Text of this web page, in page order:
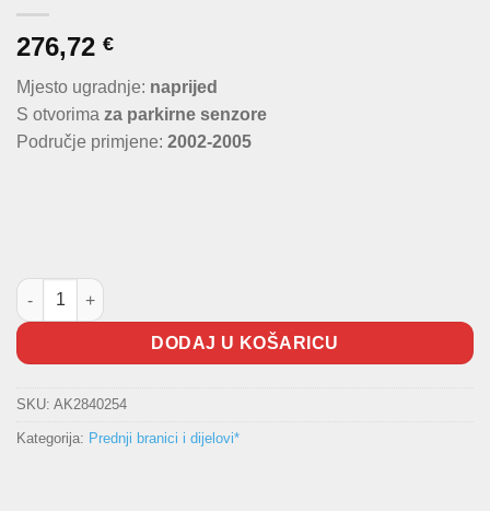
276,72 €
Mjesto ugradnje: naprijed
S otvorima za parkirne senzore
Područje primjene: 2002-2005
Prednji branik W163 količina
DODAJ U KOŠARICU
SKU: AK2840254
Kategorija: Prednji branici i dijelovi*